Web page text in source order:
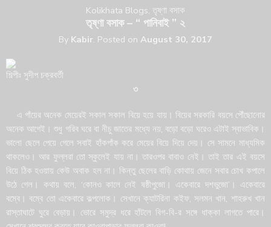
Kolikhata Blogs, তৃষ্ণা বসাক
তৃষ্ণা বসাক – “ পানিবাই ” ২
By Kabir. Posted on August 30, 2017
শিল্পীঃ সুদীপ চক্রবর্তী
৩
এ গাঁয়ের অনেক মেয়েরই সকাল সকাল বিয়ে হয়ে যায়। বিয়ের সরকারি বয়সে পৌঁছোনোর
অনেক আগেই। শুধু গরিব ঘরে বা নীচু জাতের মধ্যে নয়, বড়ো বড়ো ঘরেও এটাই স্বাভাবিক।
ভালো ছেলে পেয়ে গেলে সবাই হাঁকপাঁক করে মেয়ের বিয়ে দিয়ে দেয়। সে সামনে মাধ্যমিক
থাকলেও। আর ফুল্লরা তো স্কুলেই যায় না। তারওপর বাবাও নেই। তাই তার এই বয়সে
বিয়ে ঠিক হওয়ায় কেউ অবাক হল না। কিন্তু ছেলের বাড়ি কোথায় জেনে সবার চোখ কপালে
উঠে গেল। কথায় বলে, ‘কোনও কালে নেই ষষ্ঠীপুজো। একেবারে দশভুজো’। একেবারে
বম্বে। বম্বে তো একেবারে কল্পলোক। সেখানে ক্যাটরিনা কইফ, সলমন খান, শাহরুখ খান
রাস্তাঘাটে ঘুরে বেড়ায়। ভোরে সমুদ্র ধরে হাঁটলে বিগ-বি-র সঙ্গে ধাক্কা লাগতে পারে।